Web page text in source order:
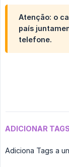
Atenção: o
país
telefone.
ADICIONAR
Adiciona Tags a